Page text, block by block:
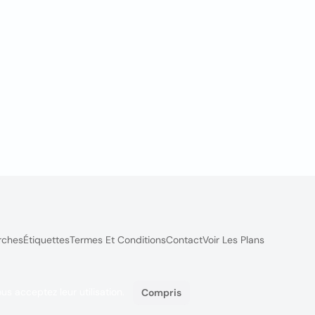
ÉtiquettesTermes Et ConditionsContactVoir Les Plans
acceptez leur utilisation. Compris